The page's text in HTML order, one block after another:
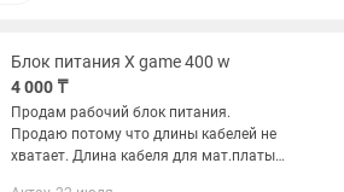
Блок питания X game 400 w
4 000 ₸
Продам рабочий блок питания.
Продаю потому что длины кабелей не
хватает. Длина кабеля для мат.платы